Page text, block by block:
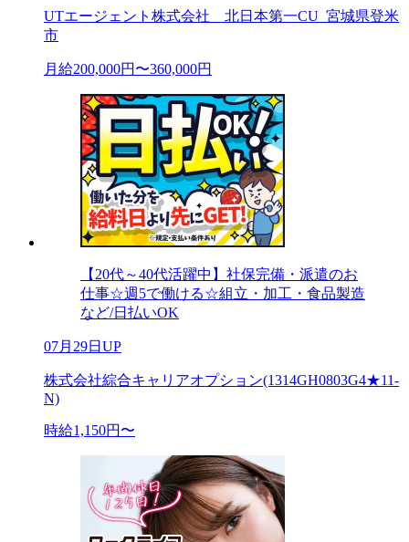
UTエージェント株式会社 北日本第一CU_宮城県登米
市
月給200,000円〜360,000円
【20代～40代活躍中】社保完備・派遣のお
仕事☆週5で働ける☆組立・加工・食品製造
など/日払いOK
07月29日UP
株式会社綜合キャリアオプション(1314GH0803G4★11-
N)
時給1,150円〜